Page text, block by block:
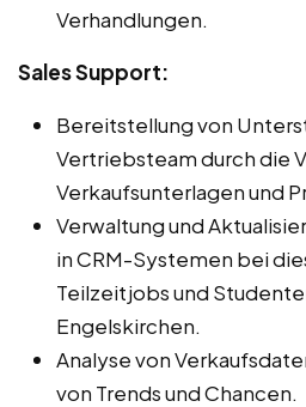
Verhandlungen.
Sales Support:
Bereitstellung von
Vertriebsteam durch die
Verkaufsunterlagen und
Verwaltung und
in CRM-Systemen bei
Teilzeitjobs und
Engelskirchen.
Analyse von
von Trends und Chancen.